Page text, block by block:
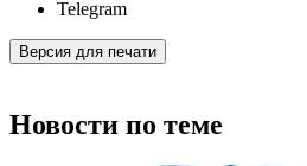
Telegram
Версия для печати
Новости по теме